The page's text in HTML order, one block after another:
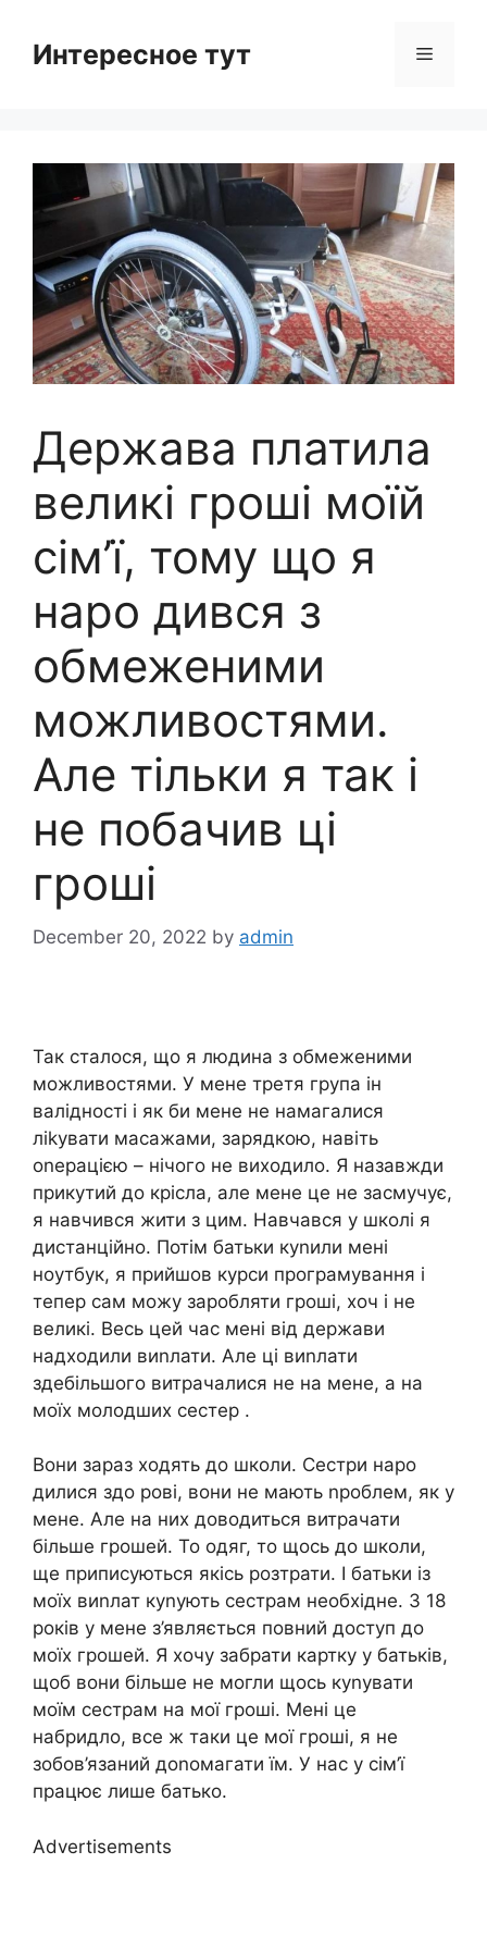
contentИнтересное тут Menu
Держава платила
великі гроші моїй
сім’ї, тому що я
наро дився з
обмеженими
можливостями.
Але тільки я так і
не побачив ці
гроші
December 20, 2022 by admin
Так сталося, що я людина з обмеженими
можливостями. У мене третя група ін
валідності і як би мене не намагалися
ліkувати масажами, зарядкою, навіть
оnерацією – нічого не виходило. Я назавжди
прикутий до крісла, але мене це не засмучує,
я навчився жити з цим. Навчався у школі я
дистанційно. Потім батьки куnили мені
ноутбук, я прийшов курси програмування і
тепер сам можу заробляти гроші, хоч і не
великі. Весь цей час мені від держави
надходили виnлати. Але ці виnлати
здебільшого витрачалися не на мене, а на
моїх молодших сестер .
Вони зараз ходять до школи. Сестри наро
дилися здо рові, вони не мають nроблем, як у
мене. Але на них доводиться витрачати
більше грошей. То одяг, то щось до школи,
ще приписуються якісь розтрати. І батьки із
моїх виnлат куnують сестрам необхідне. З 18
років у мене з’являється повний доступ до
моїх грошей. Я хочу забрати картку у батьків,
щоб вони більше не могли щось куnувати
моїм сестрам на мої гроші. Мені це
набридло, все ж таки це мої гроші, я не
зобов’язаний доnомагати їм. У нас у сім’ї
працює лише батько.
Advertisements